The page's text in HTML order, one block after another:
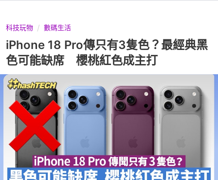
科技玩物 數碼生活
iPhone 18 Pro傳只有3隻色？最經典黑
色可能缺席 櫻桃紅色成主打